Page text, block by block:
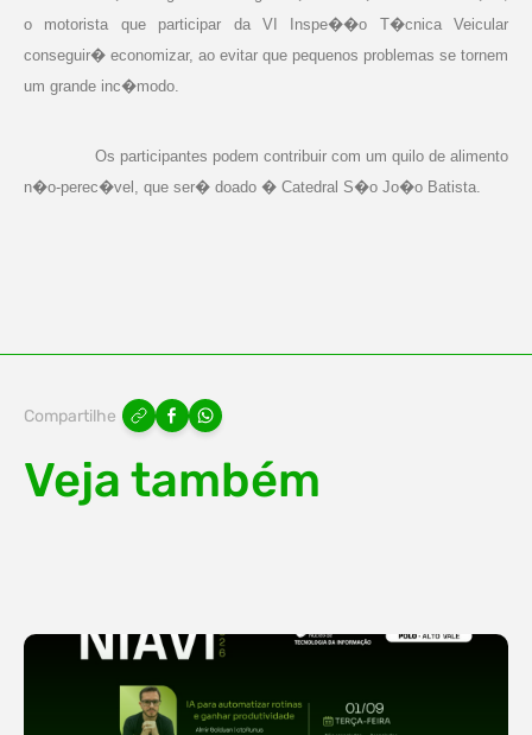
o motorista que participar da VI Inspe��o T�cnica Veicular
conseguir� economizar, ao evitar que pequenos problemas se tornem
um grande inc�modo.
Os participantes podem contribuir com um quilo de alimento
n�o-perec�vel, que ser� doado � Catedral S�o Jo�o Batista.
Compartilhe
Veja também